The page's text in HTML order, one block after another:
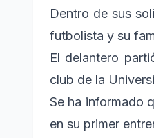
Dentro de sus
futbolista y su
El delantero
club de la
Se ha informado
en su primer